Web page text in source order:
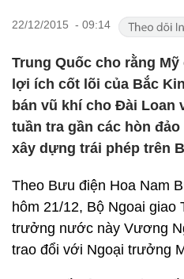
22/12/2015 - 09:14
Trung Quốc cho rằng
lợi ích cốt lõi của Bắc
bán vũ khí cho Đài Loan
tuần tra gần các hòn
xây dựng trái phép trên
Theo Bưu điện Hoa Nam
hôm 21/12, Bộ Ngoai giao
trưởng nước này Vương
trao đổi với Ngoại trưởng